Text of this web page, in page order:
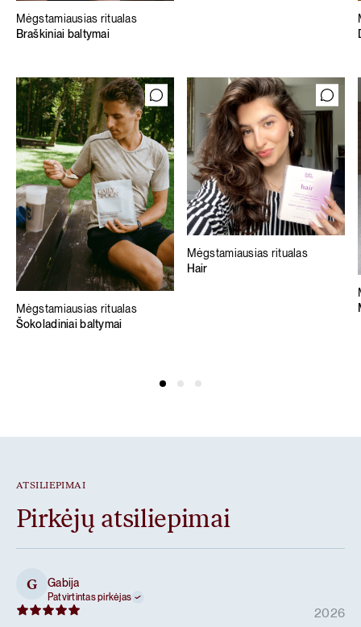
Mėgstamiausias ritualas
Braškiniai baltymai
Mėgstamiausias ritualas
Šokoladiniai baltymai
Mėgstamiausias ritualas
Hair
ATSILIEPIMAI
Pirkėjų atsiliepimai
G Gabija
Patvirtintas pirkėjas
2026